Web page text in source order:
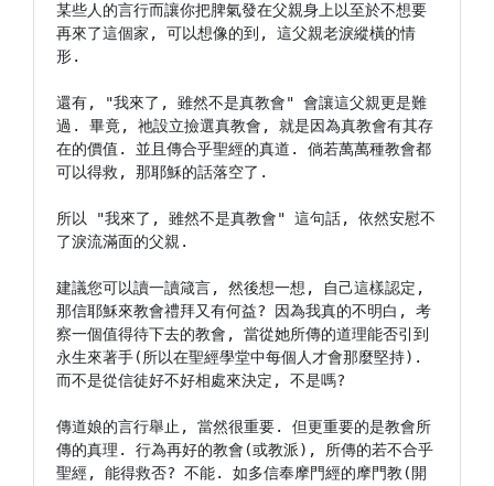
某些人的言行而讓你把脾氣發在父親身上以至於不想要
再來了這個家, 可以想像的到, 這父親老淚縱橫的情
形.
還有, "我來了, 雖然不是真教會" 會讓這父親更是難
過. 畢竟, 祂設立撿選真教會, 就是因為真教會有其存
在的價值. 並且傳合乎聖經的真道. 倘若萬萬種教會都
可以得救, 那耶穌的話落空了.
所以 "我來了, 雖然不是真教會" 這句話, 依然安慰不
了淚流滿面的父親.
建議您可以讀一讀箴言, 然後想一想, 自己這樣認定,
那信耶穌來教會禮拜又有何益? 因為我真的不明白, 考
察一個值得待下去的教會, 當從她所傳的道理能否引到
永生來著手(所以在聖經學堂中每個人才會那麼堅持).
而不是從信徒好不好相處來決定, 不是嗎?
傳道娘的言行舉止, 當然很重要. 但更重要的是教會所
傳的真理. 行為再好的教會(或教派), 所傳的若不合乎
聖經, 能得救否? 不能. 如多信奉摩門經的摩門教(開